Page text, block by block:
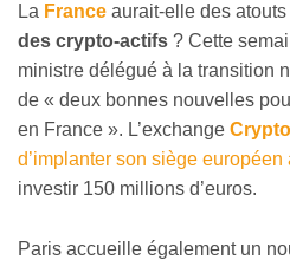
La France aurait-elle des
des crypto-actifs ? Cette
ministre délégué à la transition
de « deux bonnes nouvelles
en France ». L’exchange
d’implanter son siège européen
investir 150 millions d’euros.
Paris accueille également un